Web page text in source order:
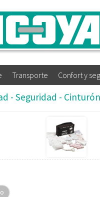
Transporte Confort y
- Seguridad -